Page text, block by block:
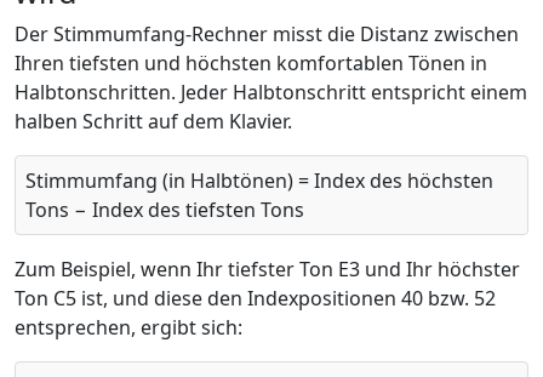
Der Stimmumfang-Rechner misst die Distanz zwischen
Ihren tiefsten und höchsten komfortablen Tönen in
Halbtonschritten. Jeder Halbtonschritt entspricht einem
halben Schritt auf dem Klavier.
Stimmumfang (in Halbtönen) = Index des höchsten
Tons − Index des tiefsten Tons
Zum Beispiel, wenn Ihr tiefster Ton E3 und Ihr höchster
Ton C5 ist, und diese den Indexpositionen 40 bzw. 52
entsprechen, ergibt sich: